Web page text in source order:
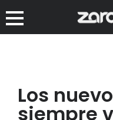
Los
siempre